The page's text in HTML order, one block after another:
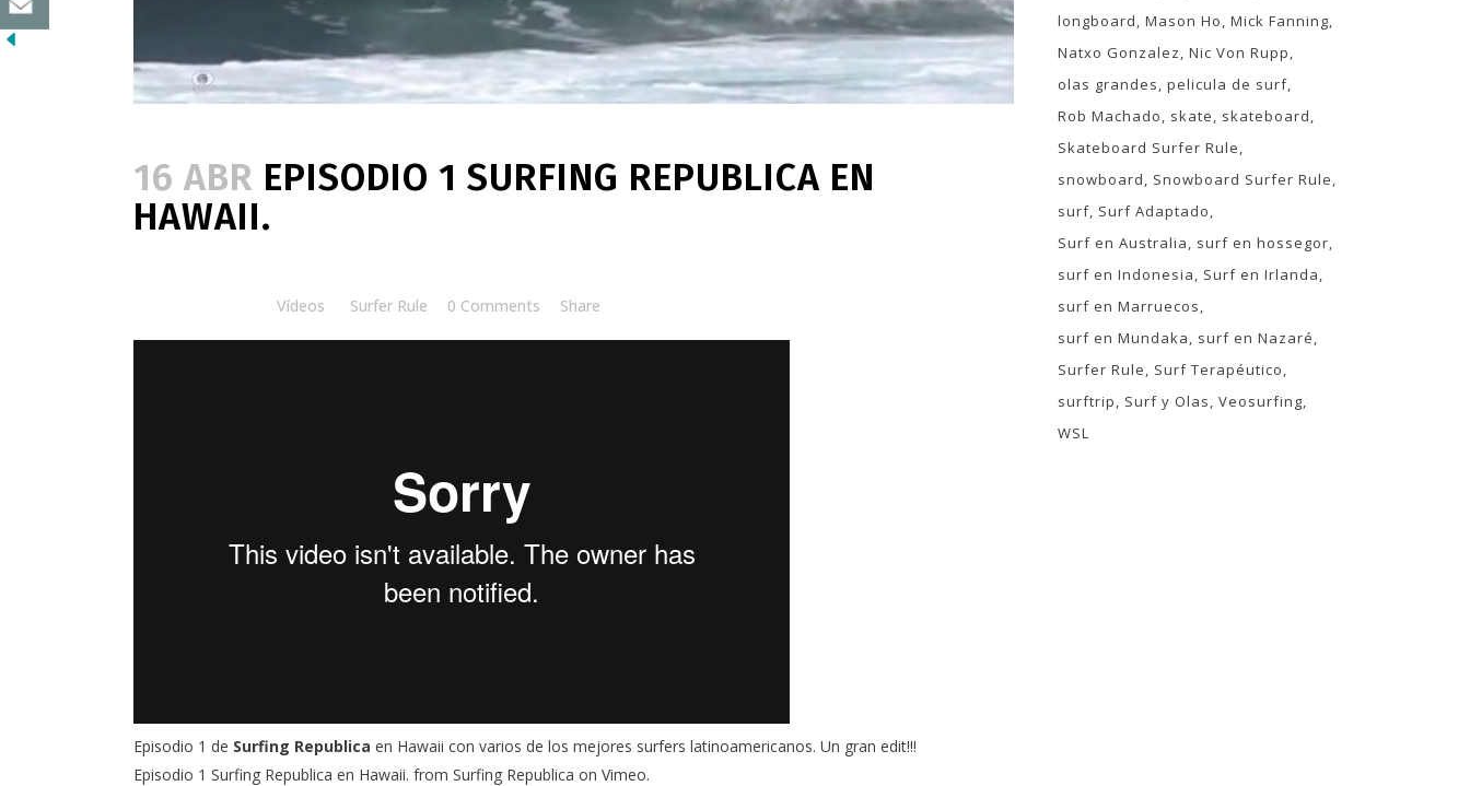
16 ABR EPISODIO 1 SURFING REPUBLICA EN
HAWAII.
Vídeos Surfer Rule 0 Comments Share
Episodio 1 de Surfing Republica en Hawaii con varios de los mejores surfers latinoamericanos. Un gran edit!!!
Episodio 1 Surfing Republica en Hawaii. from Surfing Republica on Vimeo.
longboard Mason Ho Mick Fanning
Natxo Gonzalez Nic Von Rupp
olas grandes pelicula de surf
Rob Machado
skate
skateboard
Skateboard Surfer Rule
snowboard
Snowboard Surfer Rule
surf Surf Adaptado
Surf en Australia
surf en hossegor
surf en Indonesia
Surf en Irlanda
surf en Marruecos
surf en Mundaka
surf en Nazaré
Surfer Rule
Surf Terapéutico
surftrip
Surf y Olas Veosurfing
WSL